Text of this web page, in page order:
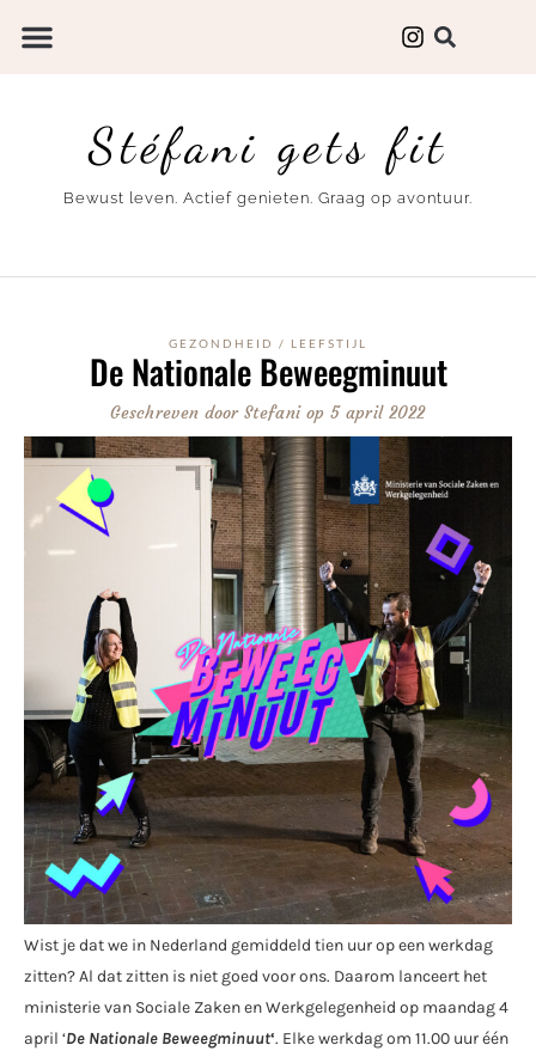
Stéfani gets fit
Bewust leven. Actief genieten. Graag op avontuur.
GEZONDHEID / LEEFSTIJL
De Nationale Beweegminuut
Geschreven doorStefani op 5 april 2022
Wist je dat we in Nederland gemiddeld tien uur op een werkdag
zitten? Al dat zitten is niet goed voor ons. Daarom lanceert het
ministerie van Sociale Zaken en Werkgelegenheid op maandag 4
april ‘De Nationale Beweegminuut‘. Elke werkdag om 11.00 uur één